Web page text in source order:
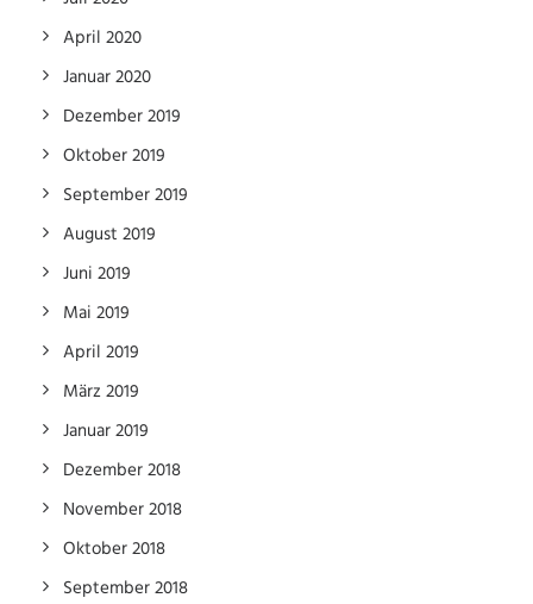
April 2020
Januar 2020
Dezember 2019
Oktober 2019
September 2019
August 2019
Juni 2019
Mai 2019
April 2019
März 2019
Januar 2019
Dezember 2018
November 2018
Oktober 2018
September 2018